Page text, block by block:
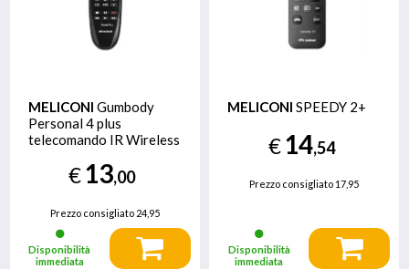
MELICONI Gumbody
Personal 4 plus
telecomando IR Wireless
€13,00
Prezzo consigliato24,95
Disponibilità
immediata
MELICONI SPEEDY 2+
€14,54
Prezzo consigliato 17,95
Disponibilità
immediata